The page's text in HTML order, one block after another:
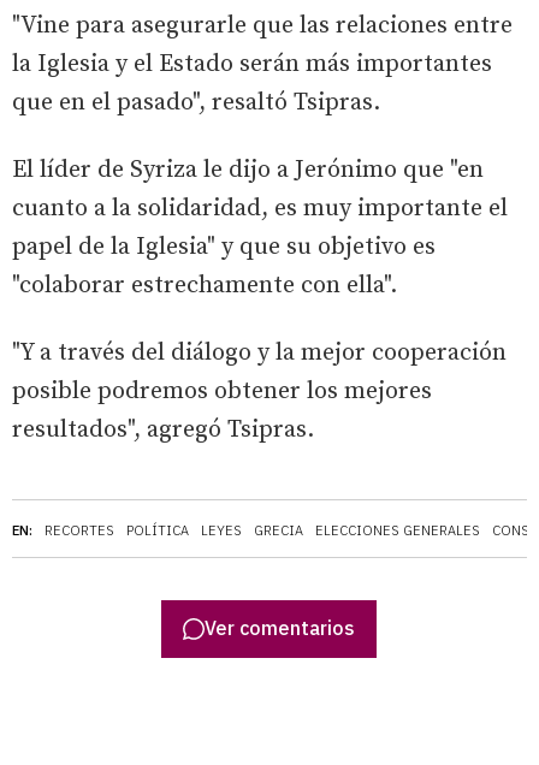
EN: RECORTES POLÍTICA LEYES GRECIA ELECCIONES GENERALES
"Vine para asegurarle que las relaciones entre
la Iglesia y el Estado serán más importantes
que en el pasado", resaltó Tsipras.
El líder de Syriza le dijo a Jerónimo que "en
cuanto a la solidaridad, es muy importante el
papel de la Iglesia" y que su objetivo es
"colaborar estrechamente con ella".
"Y a través del diálogo y la mejor cooperación
posible podremos obtener los mejores
resultados", agregó Tsipras.
Ver comentarios